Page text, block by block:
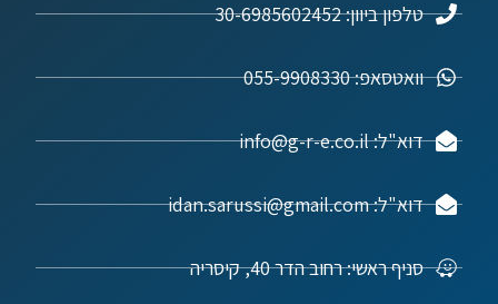
טלפון ביוון: 30-6985602452
וואטסאפ: 055-9908330
דוא"ל: info@g-r-e.co.il
דוא"ל: idan.sarussi@gmail.com
סניף ראשי: רחוב הדר 40, קיסריה